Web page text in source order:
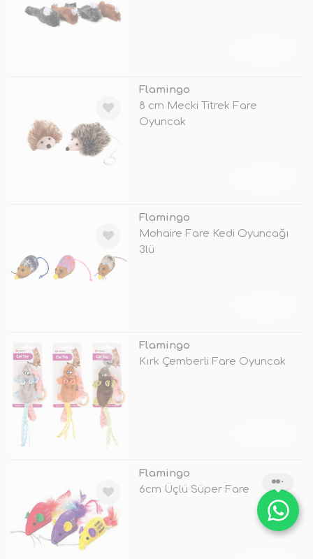
Flamingo
8 cm Mecki Titrek Fare
Oyuncak
Flamingo
Mohaire Fare Kedi Oyuncağı
3lü
Flamingo
Kırk Çemberli Fare Oyuncak
Flamingo
6cm Üçlü Süper Fare